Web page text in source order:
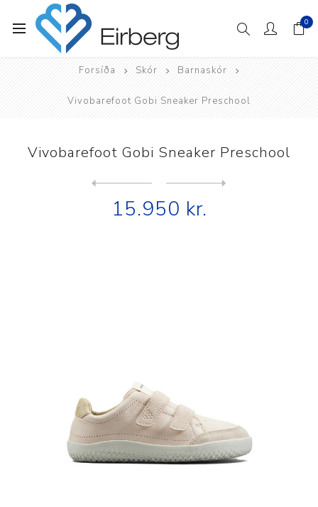
0
Forsíða Skór Barnaskór
Vivobarefoot Gobi Sneaker Preschool
Vivobarefoot Gobi Sneaker Preschool
15.950 kr.